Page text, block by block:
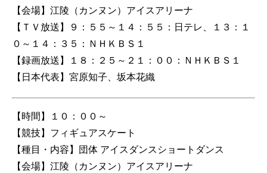
【会場】江陵（カンヌン）アイスアリーナ
【ＴＶ放送】９：５５～１４：５５：日テレ、１３：１
０～１４：３５：ＮＨＫＢＳ１
【録画放送】１８：２５～２１：００：ＮＨＫＢＳ１
【日本代表】宮原知子、坂本花織
【時間】１０：００～
【競技】フィギュアスケート
【種目・内容】団体 アイスダンスショートダンス
【会場】江陵（カンヌン）アイスアリーナ